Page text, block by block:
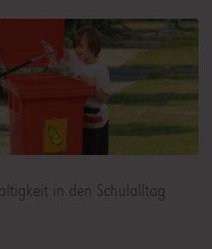
in den Schulalltag